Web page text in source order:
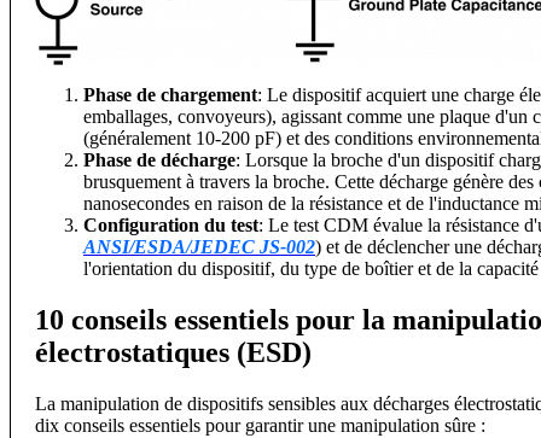
Phase de chargement: Le dispositif acquiert une charge
emballages, convoyeurs), agissant comme une plaque d'un
(généralement 10-200 pF) et des conditions
Phase de décharge: Lorsque la broche d'un dispositif
brusquement à travers la broche. Cette décharge génère
nanosecondes en raison de la résistance et de l'inductance
Configuration du test: Le test CDM évalue la résistance
ANSI/ESDA/JEDEC JS-002) et de déclencher une
l'orientation du dispositif, du type de boîtier et de la capacité
10 conseils essentiels pour la
électrostatiques (ESD)
La manipulation de dispositifs sensibles aux décharges
dix conseils essentiels pour garantir une manipulation sûre :